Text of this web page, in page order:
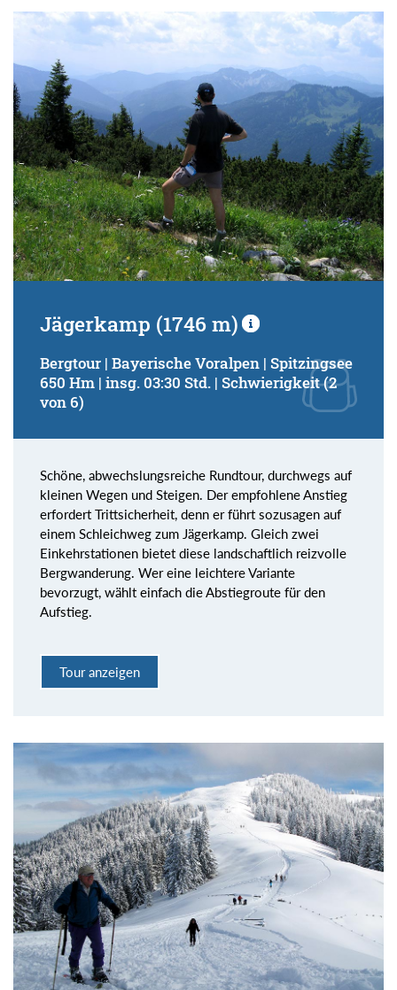
Jägerkamp (1746 m)
Bergtour | Bayerische Voralpen | Spitzingsee
650 Hm | insg. 03:30 Std. | Schwierigkeit (2
von 6)
Schöne, abwechslungsreiche Rundtour, durchwegs auf
kleinen Wegen und Steigen. Der empfohlene Anstieg
erfordert Trittsicherheit, denn er führt sozusagen auf
einem Schleichweg zum Jägerkamp. Gleich zwei
Einkehrstationen bietet diese landschaftlich reizvolle
Bergwanderung. Wer eine leichtere Variante
bevorzugt, wählt einfach die Abstiegroute für den
Aufstieg.
Tour anzeigen